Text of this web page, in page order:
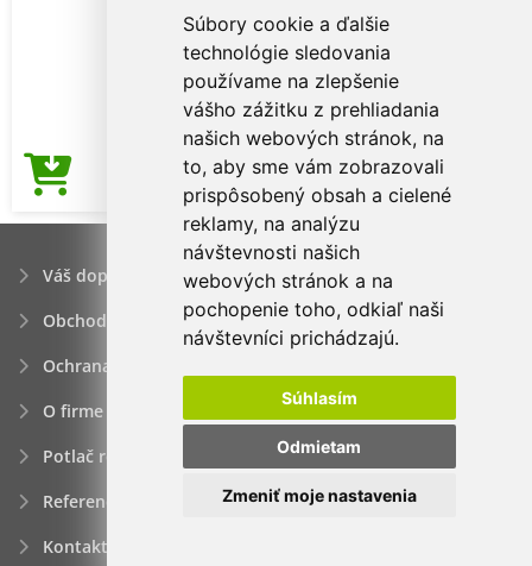
Súbory cookie a ďalšie
technológie sledovania
používame na zlepšenie
vášho zážitku z prehliadania
našich webových stránok, na
to, aby sme vám zobrazovali
prispôsobený obsah a cielené
reklamy, na analýzu
návštevnosti našich
webových stránok a na
pochopenie toho, odkiaľ naši
návštevníci prichádzajú.
Súhlasím
Odmietam
Zmeniť moje nastavenia
Cena od 6,56€
Váš dopyt
Obchodné podmienky
Ochrana osobných údajov
O firme
Potlač reklamných predmetov
Referencie
Kontakt